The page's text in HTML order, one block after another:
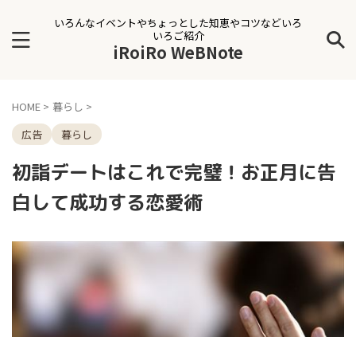
いろんなイベントやちょっとした知恵やコツなどいろ
いろご紹介
iRoiRo WeBNote
HOME > 暮らし >
広告
暮らし
初詣デートはこれで完璧！お正月に告
白して成功する恋愛術